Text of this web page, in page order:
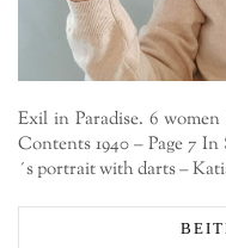
Exil in Paradise. 6
Contents 1940 – Page 7
´s portrait with darts –